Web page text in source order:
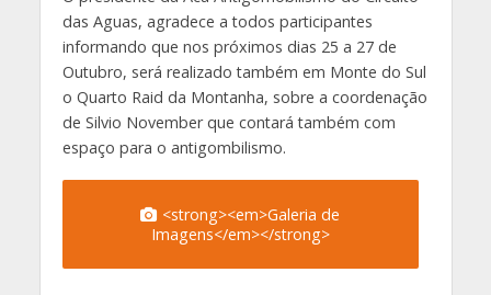
das Aguas, agradece a todos participantes
informando que nos próximos dias 25 a 27 de
Outubro, será realizado também em Monte do Sul
o Quarto Raid da Montanha, sobre a coordenação
de Silvio November que contará também com
espaço para o antigombilismo.
<strong><em>Galeria de
Imagens</em></strong>